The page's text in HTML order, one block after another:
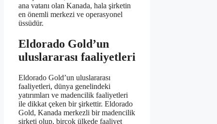
ana vatanı olan Kanada, hala şirketin
en önemli merkezi ve operasyonel
üssüdür.
Eldorado Gold’un
uluslararası faaliyetleri
Eldorado Gold’un uluslararası
faaliyetleri, dünya genelindeki
yatırımları ve madencilik faaliyetleri
ile dikkat çeken bir şirkettir. Eldorado
Gold, Kanada merkezli bir madencilik
şirketi olup, birçok ülkede faaliyet